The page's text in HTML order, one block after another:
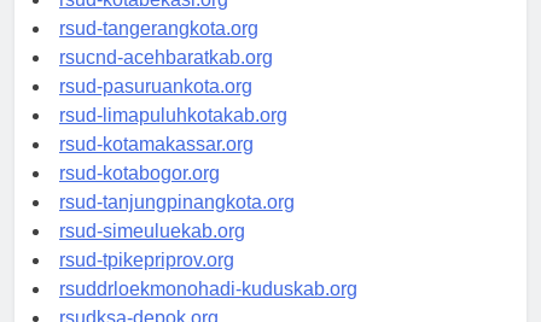
rsud-kotabekasi.org
rsud-tangerangkota.org
rsucnd-acehbaratkab.org
rsud-pasuruankota.org
rsud-limapuluhkotakab.org
rsud-kotamakassar.org
rsud-kotabogor.org
rsud-tanjungpinangkota.org
rsud-simeuluekab.org
rsud-tpikepriprov.org
rsuddrloekmonohadi-kuduskab.org